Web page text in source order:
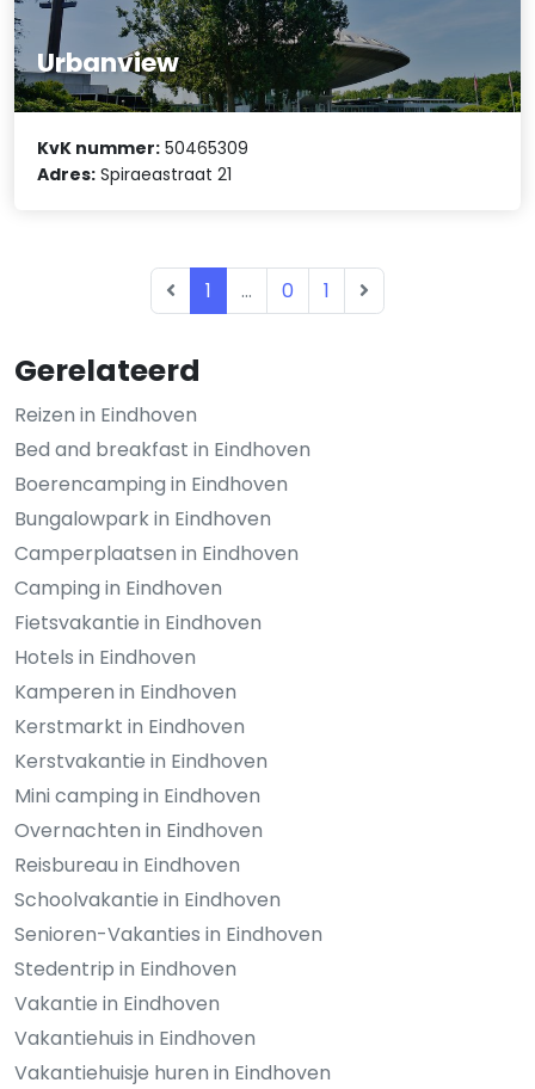
Gerelateerd
Reizen in Eindhoven
Bed and breakfast in Eindhoven
Boerencamping in Eindhoven
Bungalowpark in Eindhoven
Camperplaatsen in Eindhoven
Camping in Eindhoven
Fietsvakantie in Eindhoven
Hotels in Eindhoven
Kamperen in Eindhoven
Kerstmarkt in Eindhoven
Kerstvakantie in Eindhoven
Mini camping in Eindhoven
Overnachten in Eindhoven
Reisbureau in Eindhoven
Schoolvakantie in Eindhoven
Senioren-Vakanties in Eindhoven
Stedentrip in Eindhoven
Vakantie in Eindhoven
Vakantiehuis in Eindhoven
Vakantiehuisje huren in Eindhoven
Urbanview
KvK nummer: 50465309
Adres: Spiraeastraat 21
1 ... 0 1